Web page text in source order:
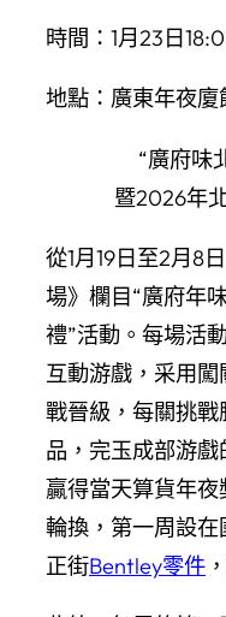
時間：1月23日
地點：廣東年夜
“廣府味
暨2026年
從1月19日至2月8
場》欄目“廣府年
禮”活動。每場活
互動游戲，采用
戰晉級，每關挑
品，完玉成部游
贏得當天算貨年
輪換，第一周設
正街Bentley零件